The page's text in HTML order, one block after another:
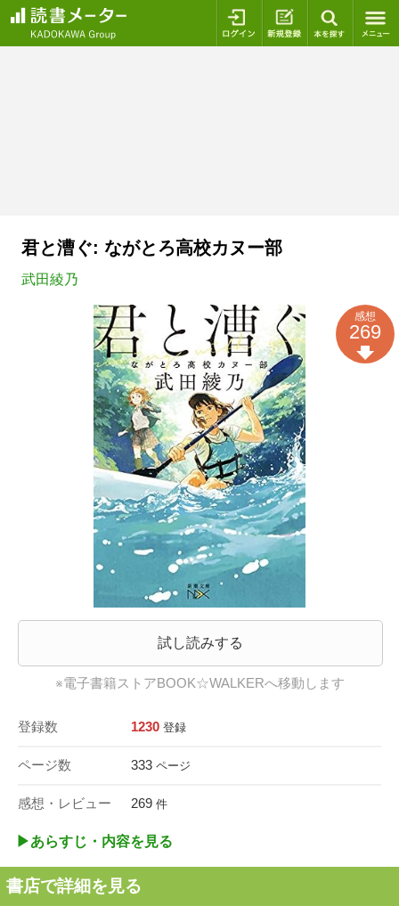
ログイン 新規登録
君と漕ぐ: ながとろ高校カヌー部
武田綾乃
試し読みする
※電子書籍ストアBOOK☆WALKERへ移動します
登録数 1230 登録
ページ数 333 ページ
感想・レビュー 269 件
感想
269
▶︎あらすじ・内容を見る
書店で詳細を見る